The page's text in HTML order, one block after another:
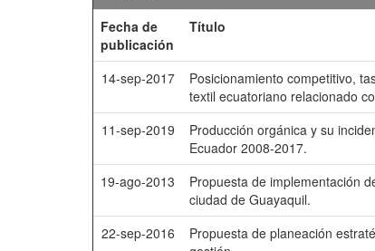
Fecha de
publicación
Título
14-sep-2017
Posicionamiento competitivo,
textil ecuatoriano relacionado
11-sep-2019
Producción orgánica y su
Ecuador 2008-2017.
19-ago-2013
Propuesta de implementación
ciudad de Guayaquil.
22-sep-2016
Propuesta de planeación